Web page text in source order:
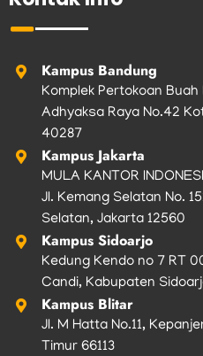
o
k a
Kampus Bandung
Komplek Pertokoan
Adhyaksa Raya No.42
40287
Kampus Jakarta
MULA KANTOR
Jl. Kemang Selatan No.
Selatan, Jakarta 12560
Kampus Sidoarjo
Kedung Kendo no 7 RT
Candi, Kabupaten
Kampus Blitar
Jl. M Hatta No.11,
Timur 66113